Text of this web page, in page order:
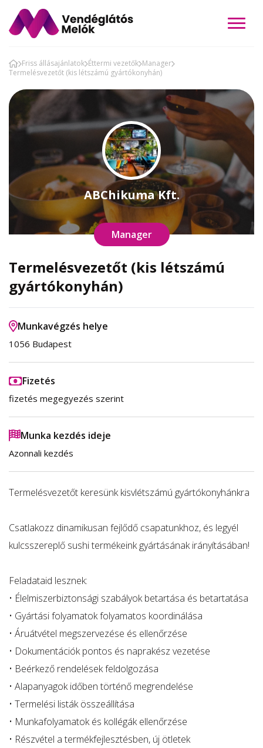
Friss állásajánlatok Éttermi vezetők Manager
Termelésvezetőt (kis létszámú gyártókonyhán)
ABChikuma Kft.
Manager
Termelésvezetőt (kis létszámú
gyártókonyhán)
Munkavégzés helye
1056 Budapest
Fizetés
fizetés megegyezés szerint
Munka kezdés ideje
Azonnali kezdés
Termelésvezetőt keresünk kisvlétszámú gyártókonyhánkra
Csatlakozz dinamikusan fejlődő csapatunkhoz, és legyél
kulcsszereplő sushi termékeink gyártásának irányításában!
Feladataid lesznek:
• Élelmiszerbiztonsági szabályok betartása és betartatása
• Gyártási folyamatok folyamatos koordinálása
• Áruátvétel megszervezése és ellenőrzése
• Dokumentációk pontos és naprakész vezetése
• Beérkező rendelések feldolgozása
• Alapanyagok időben történő megrendelése
• Termelési listák összeállítása
• Munkafolyamatok és kollégák ellenőrzése
• Részvétel a termékfejlesztésben, új ötletek